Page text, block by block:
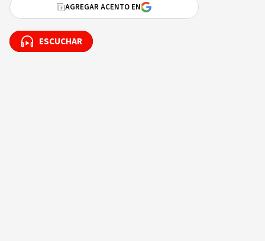
AGREGAR ACENTO EN
ESCUCHAR
ESCUCHAR